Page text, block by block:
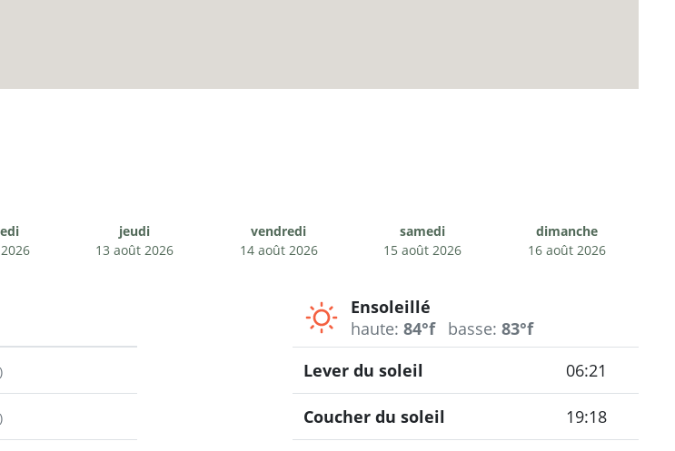
jeudi
13 août 2026
vendredi
14 août 2026
samedi
15 août 2026
dimanche
16 août 2026
)
)
Ensoleillé
haute: 84°f basse: 83°f
Lever du soleil 06:21
Coucher du soleil 19:18